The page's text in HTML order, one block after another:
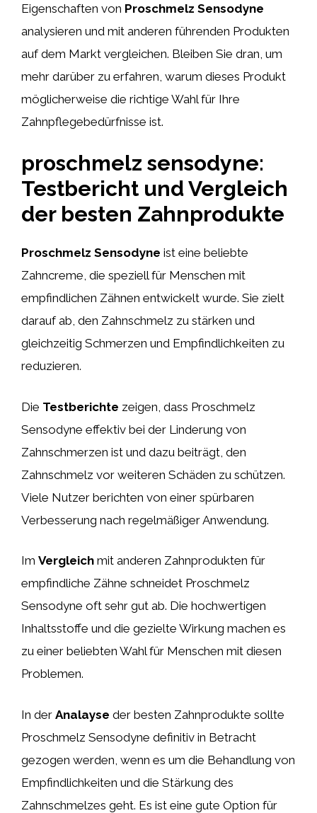
Eigenschaften von Proschmelz Sensodyne
analysieren und mit anderen führenden Produkten
auf dem Markt vergleichen. Bleiben Sie dran, um
mehr darüber zu erfahren, warum dieses Produkt
möglicherweise die richtige Wahl für Ihre
Zahnpflegebedürfnisse ist.
proschmelz sensodyne:
Testbericht und Vergleich
der besten Zahnprodukte
Proschmelz Sensodyne ist eine beliebte
Zahncreme, die speziell für Menschen mit
empfindlichen Zähnen entwickelt wurde. Sie zielt
darauf ab, den Zahnschmelz zu stärken und
gleichzeitig Schmerzen und Empfindlichkeiten zu
reduzieren.
Die Testberichte zeigen, dass Proschmelz
Sensodyne effektiv bei der Linderung von
Zahnschmerzen ist und dazu beiträgt, den
Zahnschmelz vor weiteren Schäden zu schützen.
Viele Nutzer berichten von einer spürbaren
Verbesserung nach regelmäßiger Anwendung.
Im Vergleich mit anderen Zahnprodukten für
empfindliche Zähne schneidet Proschmelz
Sensodyne oft sehr gut ab. Die hochwertigen
Inhaltsstoffe und die gezielte Wirkung machen es
zu einer beliebten Wahl für Menschen mit diesen
Problemen.
In der Analayse der besten Zahnprodukte sollte
Proschmelz Sensodyne definitiv in Betracht
gezogen werden, wenn es um die Behandlung von
Empfindlichkeiten und die Stärkung des
Zahnschmelzes geht. Es ist eine gute Option für